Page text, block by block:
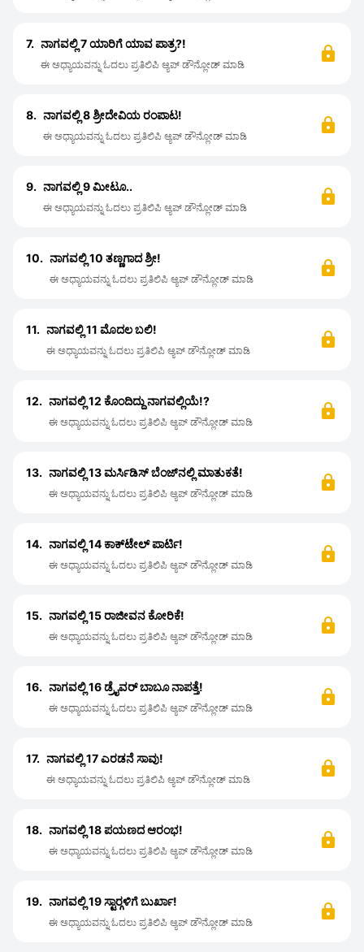
7. ನಾಗವಲ್ಲಿ 7 ಯಾರಿಗೆ ಯಾವ ಪಾತ್ರ?!
ಈ ಅಧ್ಯಾಯವನ್ನು ಓದಲು ಪ್ರತಿಲಿಪಿ ಆ್ಯಪ್ ಡೌನ್ಲೋಡ್ ಮಾಡಿ
8. ನಾಗವಲ್ಲಿ 8 ಶ್ರೀದೇವಿಯ ರಂಪಾಟ!
ಈ ಅಧ್ಯಾಯವನ್ನು ಓದಲು ಪ್ರತಿಲಿಪಿ ಆ್ಯಪ್ ಡೌನ್ಲೋಡ್ ಮಾಡಿ
9. ನಾಗವಲ್ಲಿ 9 ಮೀಟೂ..
ಈ ಅಧ್ಯಾಯವನ್ನು ಓದಲು ಪ್ರತಿಲಿಪಿ ಆ್ಯಪ್ ಡೌನ್ಲೋಡ್ ಮಾಡಿ
10. ನಾಗವಲ್ಲಿ 10 ತಣ್ಣಗಾದ ಶ್ರೀ!
ಈ ಅಧ್ಯಾಯವನ್ನು ಓದಲು ಪ್ರತಿಲಿಪಿ ಆ್ಯಪ್ ಡೌನ್ಲೋಡ್ ಮಾಡಿ
11. ನಾಗವಲ್ಲಿ 11 ಮೊದಲ ಬಲಿ!
ಈ ಅಧ್ಯಾಯವನ್ನು ಓದಲು ಪ್ರತಿಲಿಪಿ ಆ್ಯಪ್ ಡೌನ್ಲೋಡ್ ಮಾಡಿ
12. ನಾಗವಲ್ಲಿ 12 ಕೊಂದಿದ್ದು ನಾಗವಲ್ಲಿಯೆ!?
ಈ ಅಧ್ಯಾಯವನ್ನು ಓದಲು ಪ್ರತಿಲಿಪಿ ಆ್ಯಪ್ ಡೌನ್ಲೋಡ್ ಮಾಡಿ
13. ನಾಗವಲ್ಲಿ 13 ಮರ್ಸಿಡಿಸ್ ಬೆಂಜ್‍ನಲ್ಲಿ ಮಾತುಕತೆ!
ಈ ಅಧ್ಯಾಯವನ್ನು ಓದಲು ಪ್ರತಿಲಿಪಿ ಆ್ಯಪ್ ಡೌನ್ಲೋಡ್ ಮಾಡಿ
14. ನಾಗವಲ್ಲಿ 14 ಕಾಕ್‍ಟೇಲ್ ಪಾರ್ಟಿ!
ಈ ಅಧ್ಯಾಯವನ್ನು ಓದಲು ಪ್ರತಿಲಿಪಿ ಆ್ಯಪ್ ಡೌನ್ಲೋಡ್ ಮಾಡಿ
15. ನಾಗವಲ್ಲಿ 15 ರಾಜೀವನ ಕೋರಿಕೆ!
ಈ ಅಧ್ಯಾಯವನ್ನು ಓದಲು ಪ್ರತಿಲಿಪಿ ಆ್ಯಪ್ ಡೌನ್ಲೋಡ್ ಮಾಡಿ
16. ನಾಗವಲ್ಲಿ 16 ಡ್ರೈವರ್ ಬಾಬೂ ನಾಪತ್ತೆ!
ಈ ಅಧ್ಯಾಯವನ್ನು ಓದಲು ಪ್ರತಿಲಿಪಿ ಆ್ಯಪ್ ಡೌನ್ಲೋಡ್ ಮಾಡಿ
17. ನಾಗವಲ್ಲಿ 17 ಎರಡನೆ ಸಾವು!
ಈ ಅಧ್ಯಾಯವನ್ನು ಓದಲು ಪ್ರತಿಲಿಪಿ ಆ್ಯಪ್ ಡೌನ್ಲೋಡ್ ಮಾಡಿ
18. ನಾಗವಲ್ಲಿ 18 ಪಯಣದ ಆರಂಭ!
ಈ ಅಧ್ಯಾಯವನ್ನು ಓದಲು ಪ್ರತಿಲಿಪಿ ಆ್ಯಪ್ ಡೌನ್ಲೋಡ್ ಮಾಡಿ
19. ನಾಗವಲ್ಲಿ 19 ಸ್ಟಾರ್‍ಗಳಿಗೆ ಬುರ್ಖಾ!
ಈ ಅಧ್ಯಾಯವನ್ನು ಓದಲು ಪ್ರತಿಲಿಪಿ ಆ್ಯಪ್ ಡೌನ್ಲೋಡ್ ಮಾಡಿ